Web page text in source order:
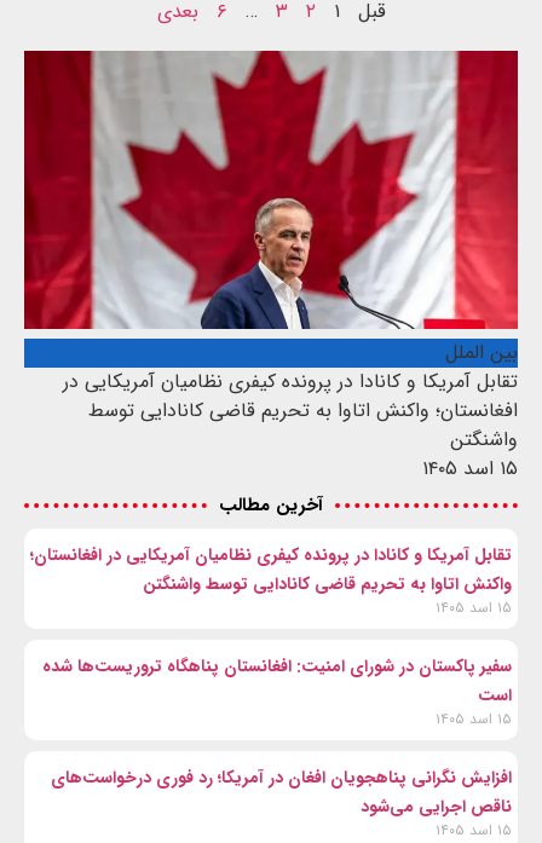
قبل ۱ ۲ ۳ … ۶ بعدی
بین الملل
تقابل آمریکا و کانادا در پرونده کیفری نظامیان آمریکایی در
افغانستان؛ واکنش اتاوا به تحریم قاضی کانادایی توسط
واشنگتن
۱۵ اسد ۱۴۰۵
آخرین مطالب
تقابل آمریکا و کانادا در پرونده کیفری نظامیان آمریکایی در افغانستان؛
واکنش اتاوا به تحریم قاضی کانادایی توسط واشنگتن
۱۵ اسد ۱۴۰۵
سفیر پاکستان در شورای امنیت: افغانستان پناهگاه تروریست‌ها شده
است
۱۵ اسد ۱۴۰۵
افزایش نگرانی پناهجویان افغان در آمریکا؛ رد فوری درخواست‌های
ناقص اجرایی می‌شود
۱۵ اسد ۱۴۰۵